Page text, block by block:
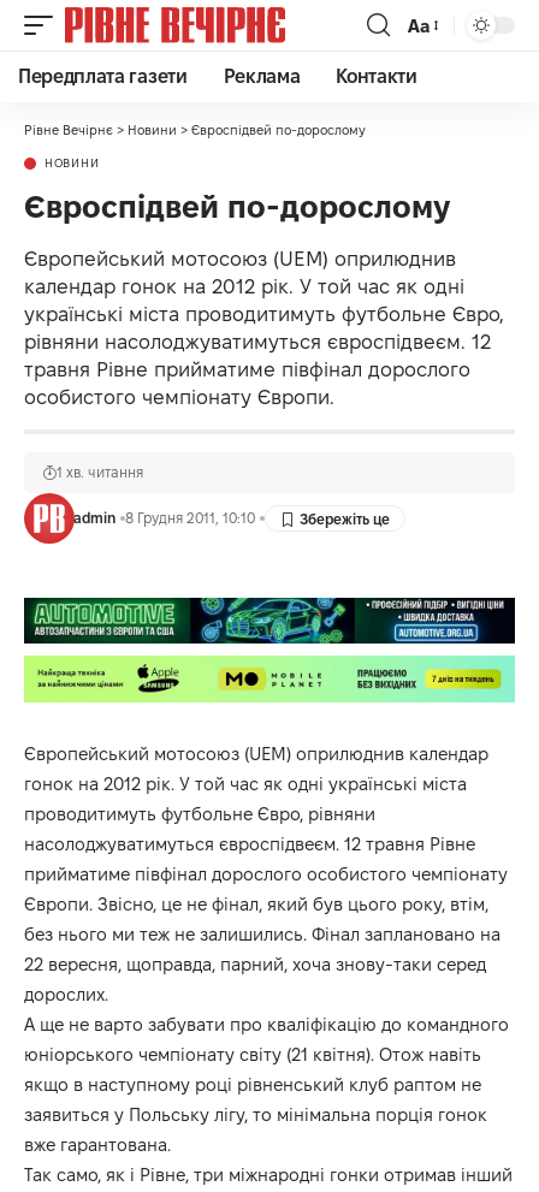
Аа
Передплата газети Реклама Контакти
Рівне Вечірнє > Новини > Євроспідвей по-дорослому
НОВИНИ
Євроспідвей по-дорослому
Європейський мотосоюз (UEM) оприлюднив
календар гонок на 2012 рік. У той час як одні
українські міста проводитимуть футбольне Євро,
рівняни насолоджуватимуться євроспідвеєм. 12
травня Рівне прийматиме півфінал дорослого
особистого чемпіонату Європи.
admin 8 Грудня 2011, 10:10
1 хв. читання
Європейський мотосоюз (UEM) оприлюднив календар
гонок на 2012 рік. У той час як одні українські міста
проводитимуть футбольне Євро, рівняни
насолоджуватимуться євроспідвеєм. 12 травня Рівне
прийматиме півфінал дорослого особистого чемпіонату
Європи. Звісно, це не фінал, який був цього року, втім,
без нього ми теж не залишились. Фінал заплановано на
22 вересня, щоправда, парний, хоча знову-таки серед
дорослих.
А ще не варто забувати про кваліфікацію до командного
юніорського чемпіонату світу (21 квітня). Отож навіть
якщо в наступному році рівненський клуб раптом не
заявиться у Польську лігу, то мінімальна порція гонок
вже гарантована.
Так само, як і Рівне, три міжнародні гонки отримав інший